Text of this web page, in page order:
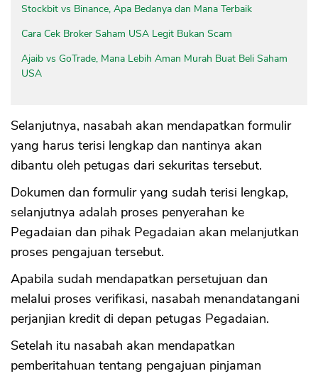
Stockbit vs Binance, Apa Bedanya dan Mana Terbaik
Cara Cek Broker Saham USA Legit Bukan Scam
Ajaib vs GoTrade, Mana Lebih Aman Murah Buat Beli Saham
USA
Selanjutnya, nasabah akan mendapatkan formulir
yang harus terisi lengkap dan nantinya akan
dibantu oleh petugas dari sekuritas tersebut.
Dokumen dan formulir yang sudah terisi lengkap,
selanjutnya adalah proses penyerahan ke
Pegadaian dan pihak Pegadaian akan melanjutkan
proses pengajuan tersebut.
Apabila sudah mendapatkan persetujuan dan
melalui proses verifikasi, nasabah menandatangani
perjanjian kredit di depan petugas Pegadaian.
Setelah itu nasabah akan mendapatkan
pemberitahuan tentang pengajuan pinjaman